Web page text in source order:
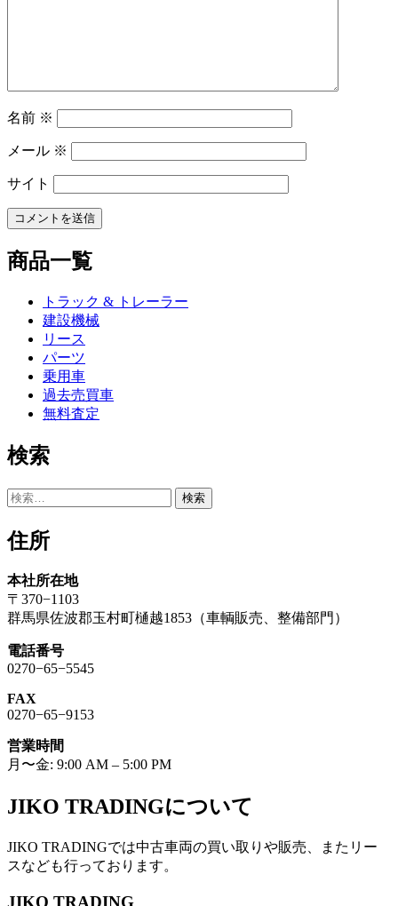
名前 ※
メール ※
サイト
商品一覧
トラック & トレーラー
建設機械
リース
パーツ
乗用車
過去売買車
無料査定
検索
検
住所
本社所在地
〒370−1103
群馬県佐波郡玉村町樋越1853（車輌販売、整備部門）
電話番号
0270−65−5545
FAX
0270−65−9153
営業時間
月〜金: 9:00 AM – 5:00 PM
JIKO TRADINGについて
JIKO TRADINGでは中古車両の買い取りや販売、またリー
スなども行っております。
JIKO TRADING